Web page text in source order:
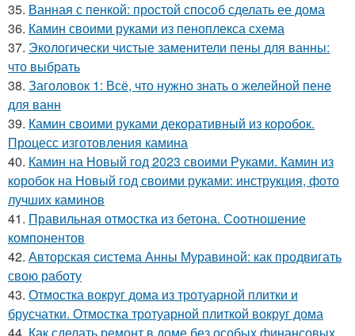
35. Ванная с пенкой: простой способ сделать ее дома
36. Камин своими руками из пеноплекса схема
37. Экологически чистые заменители пены для ванны:
что выбрать
38. Заголовок 1: Всё, что нужно знать о желейной пенe
для ванн
39. Камин своими руками декоративный из коробок.
Процесс изготовления камина
40. Камин на Новый год 2023 своими Руками. Камин из
коробок на Новый год своими руками: инструкция, фото
лучших каминов
41. Правильная отмостка из бетона. Соотношение
компонентов
42. Авторская система Анны Муравиной: как продвигать
свою работу
43. Отмостка вокруг дома из тротуарной плитки и
брусчатки. Отмостка тротуарной плиткой вокруг дома
44. Как сделать ремонт в доме без особых финансовых